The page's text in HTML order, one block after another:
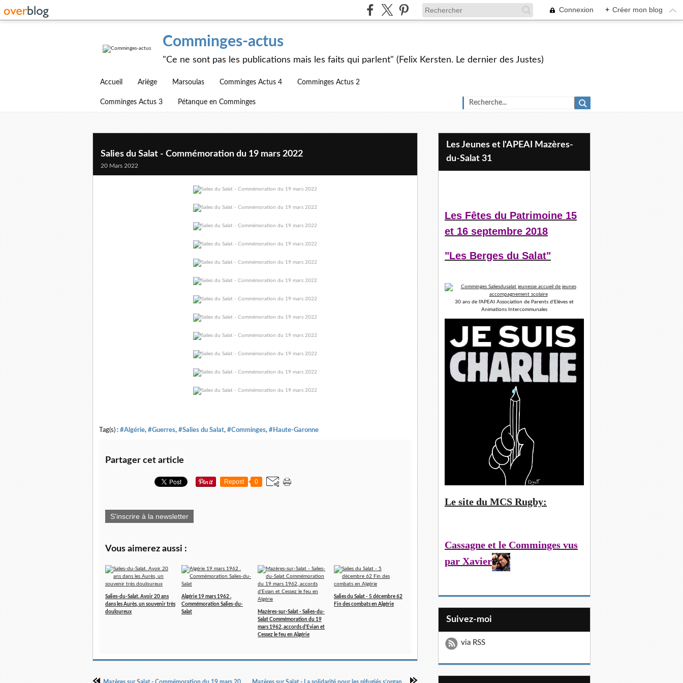
Connexion + Créer mon blog
Comminges-actus
"Ce ne sont pas les publications mais les faits qui parlent" (Felix Kersten. Le dernier des Justes)
Accueil Ariège Marsoulas Comminges Actus 4 Comminges Actus 2
Comminges Actus 3 Pétanque en Comminges
Salies du Salat - Commémoration du 19 mars 2022
20 Mars 2022
Tag(s) : #Algérie, #Guerres, #Salies du Salat, #Comminges, #Haute-Garonne
Partager cet article
Repost 0
S'inscrire à la newsletter
Vous aimerez aussi :
Salies-du-Salat. Avoir 20 ans
dans les Aurès, un souvenir très
douloureux
Algérie 19 mars 1962 .
Commémoration Salies-du-
Salat
Mazères-sur-Salat - Salies-du-
Salat Commémoration du 19
mars 1962, accords d'Evian et
Cessez le feu en Algérie
Salies du Salat - 5 décembre 62
Fin des combats en Algérie
Les Jeunes et l'APEAI Mazères-
du-Salat 31
Les Fêtes du Patrimoine 15
et 16 septembre 2018
"Les Berges du Salat"
30 ans de l'APEAI Association de Parents d'Elèves et
Animations Intercommunales
Le site du MCS Rugby:
Cassagne et le Comminges vus
par Xavier
Suivez-moi
via RSS